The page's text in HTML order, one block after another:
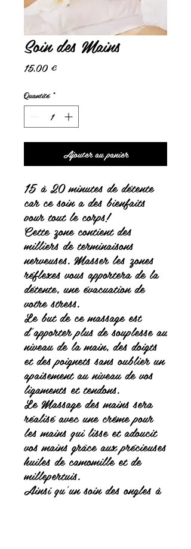
Soin des Mains
15,00 €Prix
Quantité *
Ajouter au panier
15 à 20 minutes de détente
car ce soin a des bienfaits
pour tout le corps!
Cette zone contient des
milliers de terminaisons
nerveuses. Masser les zones
réflexes vous apportera de la
détente, une évacuation de
votre stress.
Le but de ce massage est
d'apporter plus de souplesse au
niveau de la main, des doigts
et des poignets sans oublier un
apaisement au niveau de vos
ligaments et tendons.
Le Massage des mains sera
réalisé avec une crème pour
les mains qui lisse et adoucit
vos mains grâce aux précieuses
huiles de camomille et de
millepertuis.
Ainsi qu'un soin des ongles à
l'huile de Ricin qui constitue